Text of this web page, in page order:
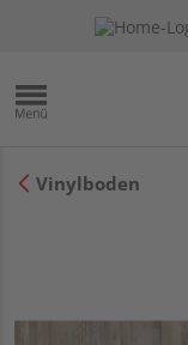
Vinylboden